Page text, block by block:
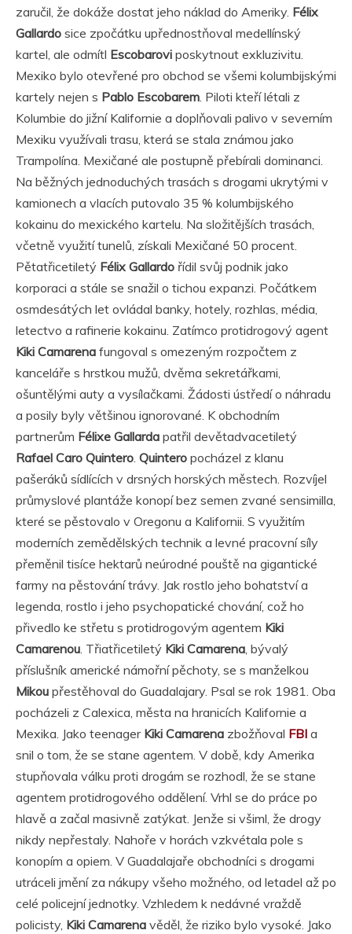
zaručil, že dokáže dostat jeho náklad do Ameriky. Félix
Gallardo sice zpočátku upřednostňoval medellínský
kartel, ale odmítl Escobarovi poskytnout exkluzivitu.
Mexiko bylo otevřené pro obchod se všemi kolumbijskými
kartely nejen s Pablo Escobarem. Piloti kteří létali z
Kolumbie do jižní Kalifornie a doplňovali palivo v severním
Mexiku využívali trasu, která se stala známou jako
Trampolína. Mexičané ale postupně přebírali dominanci.
Na běžných jednoduchých trasách s drogami ukrytými v
kamionech a vlacích putovalo 35 % kolumbijského
kokainu do mexického kartelu. Na složitějších trasách,
včetně využití tunelů, získali Mexičané 50 procent.
Pětatřicetiletý Félix Gallardo řídil svůj podnik jako
korporaci a stále se snažil o tichou expanzi. Počátkem
osmdesátých let ovládal banky, hotely, rozhlas, média,
letectvo a rafinerie kokainu. Zatímco protidrogový agent
Kiki Camarena fungoval s omezeným rozpočtem z
kanceláře s hrstkou mužů, dvěma sekretářkami,
ošuntělými auty a vysílačkami. Žádosti ústředí o náhradu
a posily byly většinou ignorované. K obchodním
partnerům Félixe Gallarda patřil devětadvacetiletý
Rafael Caro Quintero. Quintero pocházel z klanu
pašeráků sídlících v drsných horských městech. Rozvíjel
průmyslové plantáže konopí bez semen zvané sensimilla,
které se pěstovalo v Oregonu a Kalifornii. S využitím
moderních zemědělských technik a levné pracovní síly
přeměnil tisíce hektarů neúrodné pouště na gigantické
farmy na pěstování trávy. Jak rostlo jeho bohatství a
legenda, rostlo i jeho psychopatické chování, což ho
přivedlo ke střetu s protidrogovým agentem Kiki
Camarenou. Třiatřicetiletý Kiki Camarena, bývalý
příslušník americké námořní pěchoty, se s manželkou
Mikou přestěhoval do Guadalajary. Psal se rok 1981. Oba
pocházeli z Calexica, města na hranicích Kalifornie a
Mexika. Jako teenager Kiki Camarena zbožňoval FBI a
snil o tom, že se stane agentem. V době, kdy Amerika
stupňovala válku proti drogám se rozhodl, že se stane
agentem protidrogového oddělení. Vrhl se do práce po
hlavě a začal masivně zatýkat. Jenže si všiml, že drogy
nikdy nepřestaly. Nahoře v horách vzkvétala pole s
konopím a opiem. V Guadalajaře obchodníci s drogami
utráceli jmění za nákupy všeho možného, od letadel až po
celé policejní jednotky. Vzhledem k nedávné vraždě
policisty, Kiki Camarena věděl, že riziko bylo vysoké. Jako